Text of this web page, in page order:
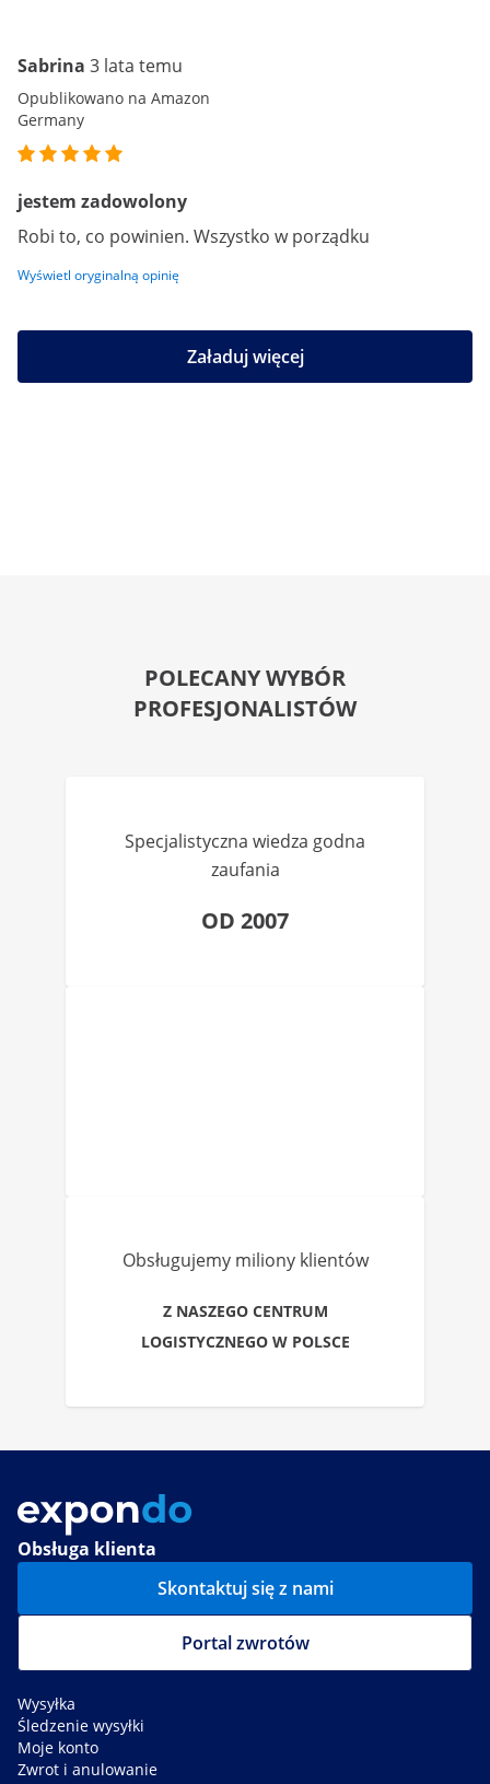
Sabrina 3 lata temu
Opublikowano na Amazon
Germany
jestem zadowolony
Robi to, co powinien. Wszystko w porządku
Wyświetl oryginalną opinię
Załaduj więcej
POLECANY WYBÓR
PROFESJONALISTÓW
Specjalistyczna wiedza godna
zaufania
OD 2007
Obsługujemy miliony klientów
Z NASZEGO CENTRUM
LOGISTYCZNEGO W POLSCE
Obsługa klienta
Skontaktuj się z nami
Portal zwrotów
Wysyłka
Śledzenie wysyłki
Moje konto
Zwrot i anulowanie